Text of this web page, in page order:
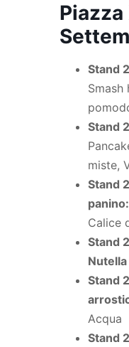
Piazza
Stand
Smash
Stand
miste,
Stand
panino:
Calice
Stand
Nutella
Stand
Acqua
Stand